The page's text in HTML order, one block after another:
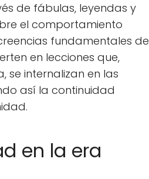
de fábulas, leyendas y
el comportamiento
fundamentales de
en lecciones que,
se internalizan en las
así la continuidad
en la era